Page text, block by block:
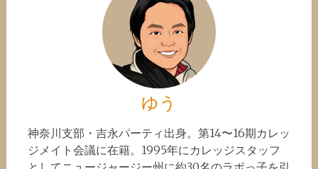
ゆう
神奈川支部・吉永パーティ出身。第14〜16期カレッ
ジメイト会議に在籍。1995年にカレッジスタッフ